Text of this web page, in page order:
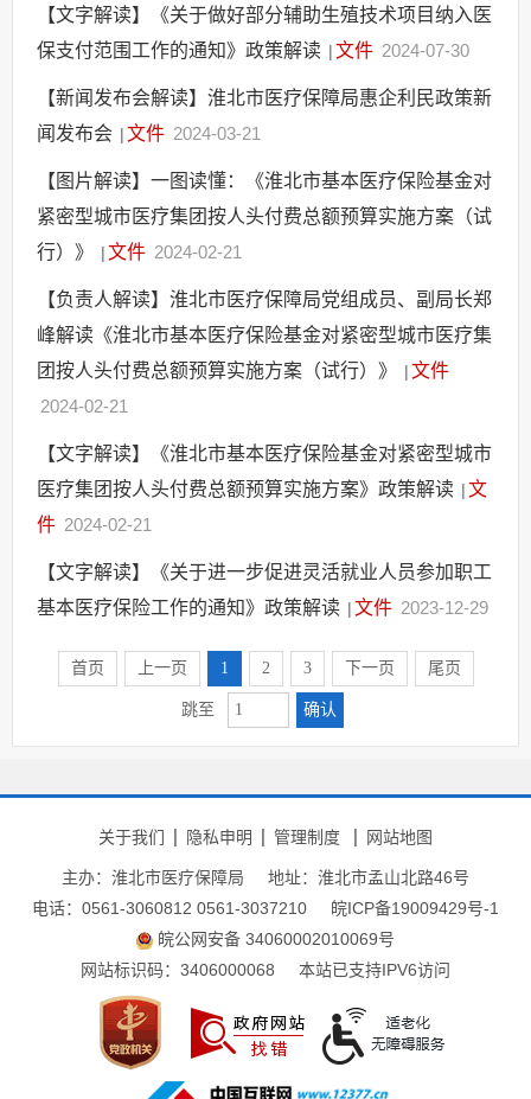
【文字解读】《关于做好部分辅助生殖技术项目纳入医
保支付范围工作的通知》政策解读 |文件 2024-07-30
【新闻发布会解读】淮北市医疗保障局惠企利民政策新
闻发布会 |文件 2024-03-21
【图片解读】一图读懂：《淮北市基本医疗保险基金对
紧密型城市医疗集团按人头付费总额预算实施方案（试
行）》
|文件 2024-02-21
【负责人解读】淮北市医疗保障局党组成员、副局长郑
峰解读《淮北市基本医疗保险基金对紧密型城市医疗集
团按人头付费总额预算实施方案（试行）》
|文件
2024-02-21
【文字解读】《淮北市基本医疗保险基金对紧密型城市
医疗集团按人头付费总额预算实施方案》政策解读 |文
件 2024-02-21
【文字解读】《关于进一步促进灵活就业人员参加职工
基本医疗保险工作的通知》政策解读 |文件 2023-12-29
首页 上一页 1 2 3 下一页 尾页
跳至 确认
关于我们 隐私申明 管理制度 网站地图
主办：淮北市医疗保障局
地址：淮北市孟山北路46号
电话：0561-3060812 0561-3037210
皖ICP备19009429号-1
皖公网安备 34060002010069号
网站标识码：3406000068
本站已支持IPV6访问